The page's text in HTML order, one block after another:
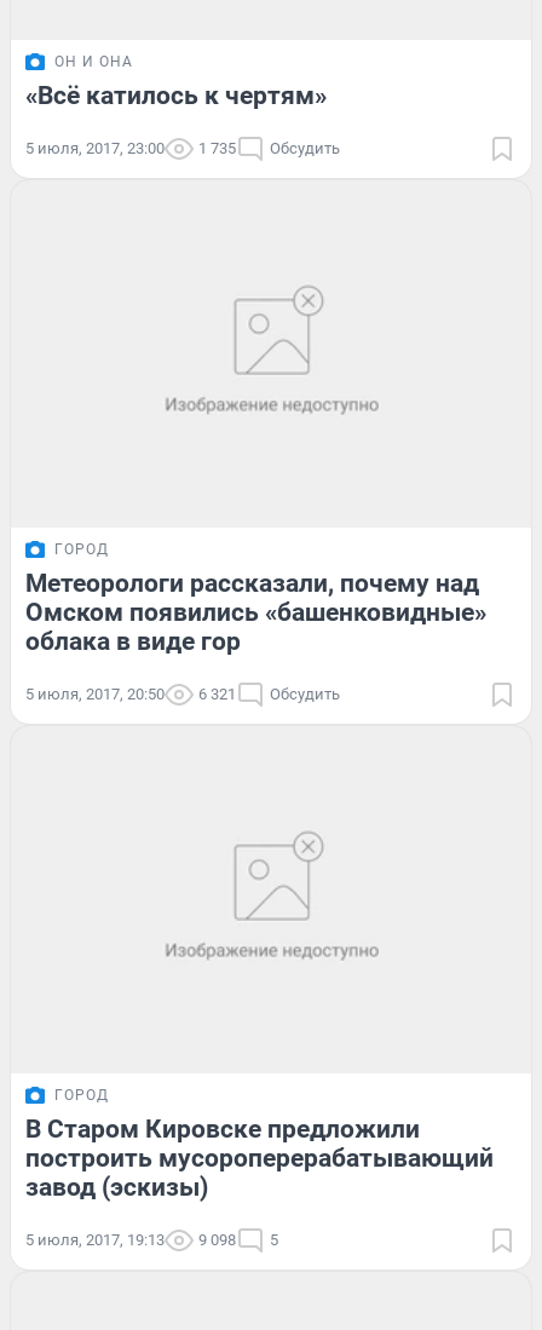
ОН И ОНА
«Всё катилось к чертям»
5 июля, 2017, 23:00 1 735 Обсудить
ГОРОД
Метеорологи рассказали, почему над
Омском появились «башенковидные»
облака в виде гор
5 июля, 2017, 20:50 6 321 Обсудить
ГОРОД
В Старом Кировске предложили
построить мусороперерабатывающий
завод (эскизы)
5 июля, 2017, 19:13 9 098 5